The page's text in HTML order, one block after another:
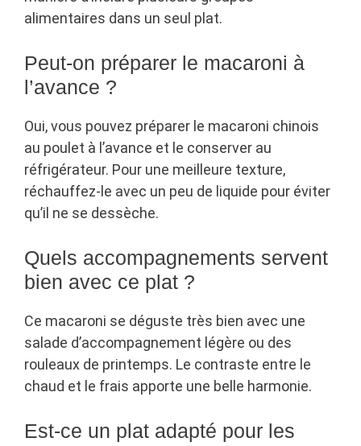
alimentaires dans un seul plat.
Peut-on préparer le macaroni à
l’avance ?
Oui, vous pouvez préparer le macaroni chinois
au poulet à l’avance et le conserver au
réfrigérateur. Pour une meilleure texture,
réchauffez-le avec un peu de liquide pour éviter
qu’il ne se dessèche.
Quels accompagnements servent
bien avec ce plat ?
Ce macaroni se déguste très bien avec une
salade d’accompagnement légère ou des
rouleaux de printemps. Le contraste entre le
chaud et le frais apporte une belle harmonie.
Est-ce un plat adapté pour les